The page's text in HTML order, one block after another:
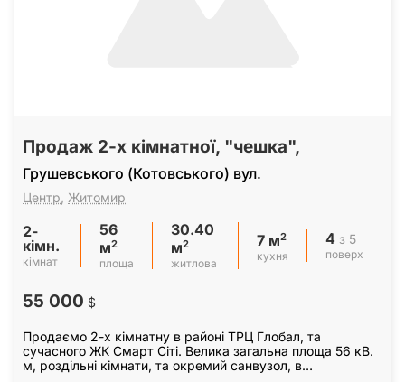
Продаж 2-х кімнатної, "чешка",
Грушевського (Котовського) вул.
Центр Житомир
2-
кімн.
кімнат
56
м2
площа
30.40
м2
житлова
7 м2
кухня
4 з 5
поверх
55 000 $
Продаємо 2-х кімнатну в районі ТРЦ Глобал, та
сучасного ЖК Смарт Сіті. Велика загальна площа 56 кВ.
м, роздільні кімнати, та окремий санвузол, в